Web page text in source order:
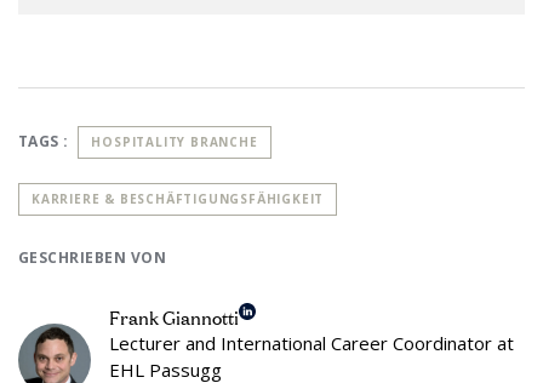
TAGS : HOSPITALITY BRANCHE
KARRIERE & BESCHÄFTIGUNGSFÄHIGKEIT
GESCHRIEBEN VON
Frank Giannotti
Lecturer and International Career Coordinator at
EHL Passugg